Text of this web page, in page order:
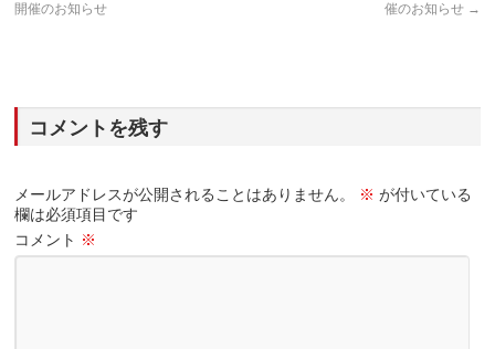
開催のお知らせ
催のお知らせ →
コメントを残す
メールアドレスが公開されることはありません。 ※ が付いている
欄は必須項目です
コメント ※